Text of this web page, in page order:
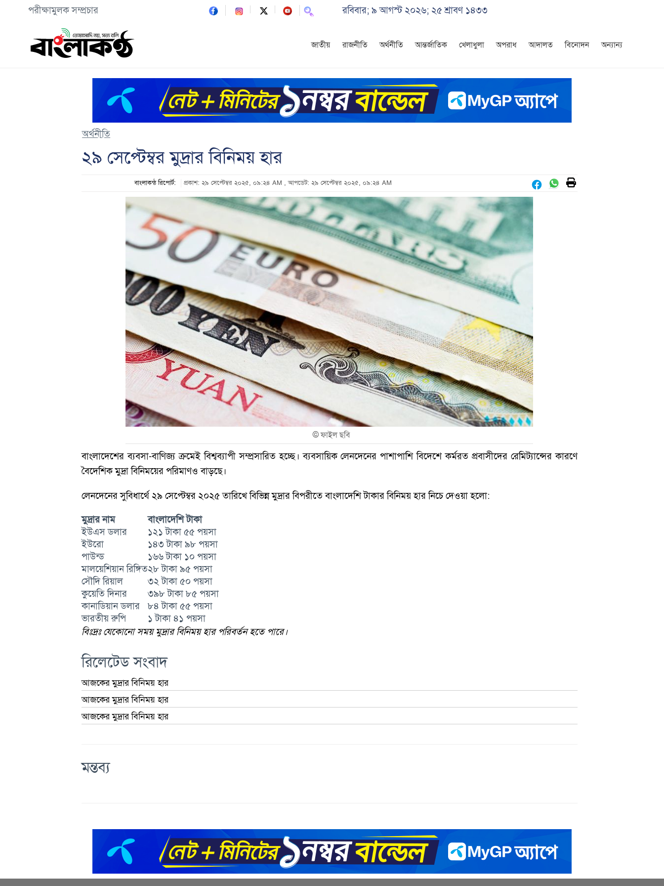
পরীক্ষামুলক সম্প্রচার রবিবার; ৯ আগস্ট ২০২৬; ২৫ শ্রাবণ ১৪৩৩
জাতীয় রাজনীতি অর্থনীতি আন্তর্জাতিক খেলাধুলা অপরাধ আদালত বিনোদন অন্যান্য
অর্থনীতি
২৯ সেপ্টেম্বর মুদ্রার বিনিময় হার
বাংলাকন্ঠ রিপোর্ট: প্রকাশ: ২৯ সেপ্টেম্বর ২০২৫, ০৯:২৪ AM , আপডেট: ২৯ সেপ্টেম্বর ২০২৫, ০৯:২৪ AM
©ফাইল ছবি
বাংলাদেশের ব্যবসা-বাণিজ্য ক্রমেই বিশ্বব্যাপী সম্প্রসারিত হচ্ছে। ব্যবসায়িক লেনদেনের পাশাপাশি বিদেশে কর্মরত প্রবাসীদের রেমিট্যান্সের কারণে
বৈদেশিক মুদ্রা বিনিময়ের পরিমাণও বাড়ছে।
লেনদেনের সুবিধার্থে ২৯ সেপ্টেম্বর ২০২৫ তারিখে বিভিন্ন মুদ্রার বিপরীতে বাংলাদেশি টাকার বিনিময় হার নিচে দেওয়া হলো:
মুদ্রার নাম
বাংলাদেশি টাকা
ইউএস ডলার
১২১ টাকা ৫৫ পয়সা
ইউরো
১৪৩ টাকা ৯৮ পয়সা
পাউন্ড
১৬৬ টাকা ১০ পয়সা
মালয়েশিয়ান রিঙ্গিত২৮ টাকা ৯৫ পয়সা
সৌদি রিয়াল
৩২ টাকা ৫০ পয়সা
কুয়েতি দিনার
৩৯৮ টাকা ৮৫ পয়সা
কানাডিয়ান ডলার
৮৪ টাকা ৫৫ পয়সা
ভারতীয় রুপি
১ টাকা ৪১ পয়সা
বিঃদ্রঃ যেকোনো সময় মুদ্রার বিনিময় হার পরিবর্তন হতে পারে।
রিলেটেড সংবাদ
আজকের মুদ্রার বিনিময় হার
আজকের মুদ্রার বিনিময় হার
আজকের মুদ্রার বিনিময় হার
মন্তব্য